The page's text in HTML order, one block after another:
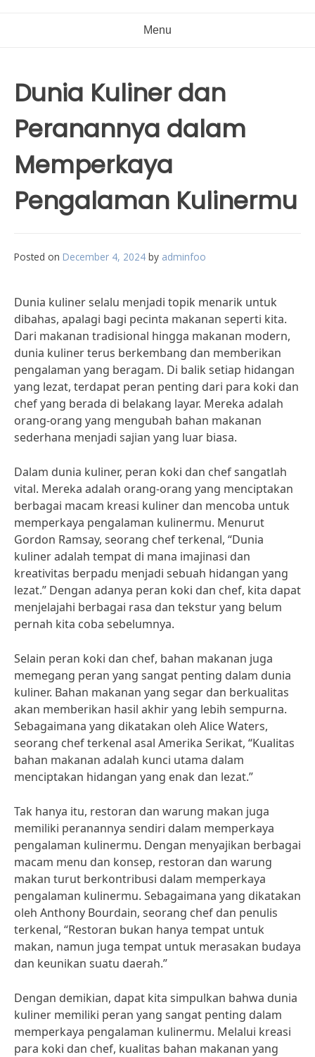
Menu
Dunia Kuliner dan
Peranannya dalam
Memperkaya
Pengalaman Kulinermu
Posted on December 4, 2024 by adminfoo
Dunia kuliner selalu menjadi topik menarik untuk
dibahas, apalagi bagi pecinta makanan seperti kita.
Dari makanan tradisional hingga makanan modern,
dunia kuliner terus berkembang dan memberikan
pengalaman yang beragam. Di balik setiap hidangan
yang lezat, terdapat peran penting dari para koki dan
chef yang berada di belakang layar. Mereka adalah
orang-orang yang mengubah bahan makanan
sederhana menjadi sajian yang luar biasa.
Dalam dunia kuliner, peran koki dan chef sangatlah
vital. Mereka adalah orang-orang yang menciptakan
berbagai macam kreasi kuliner dan mencoba untuk
memperkaya pengalaman kulinermu. Menurut
Gordon Ramsay, seorang chef terkenal, “Dunia
kuliner adalah tempat di mana imajinasi dan
kreativitas berpadu menjadi sebuah hidangan yang
lezat.” Dengan adanya peran koki dan chef, kita dapat
menjelajahi berbagai rasa dan tekstur yang belum
pernah kita coba sebelumnya.
Selain peran koki dan chef, bahan makanan juga
memegang peran yang sangat penting dalam dunia
kuliner. Bahan makanan yang segar dan berkualitas
akan memberikan hasil akhir yang lebih sempurna.
Sebagaimana yang dikatakan oleh Alice Waters,
seorang chef terkenal asal Amerika Serikat, “Kualitas
bahan makanan adalah kunci utama dalam
menciptakan hidangan yang enak dan lezat.”
Tak hanya itu, restoran dan warung makan juga
memiliki peranannya sendiri dalam memperkaya
pengalaman kulinermu. Dengan menyajikan berbagai
macam menu dan konsep, restoran dan warung
makan turut berkontribusi dalam memperkaya
pengalaman kulinermu. Sebagaimana yang dikatakan
oleh Anthony Bourdain, seorang chef dan penulis
terkenal, “Restoran bukan hanya tempat untuk
makan, namun juga tempat untuk merasakan budaya
dan keunikan suatu daerah.”
Dengan demikian, dapat kita simpulkan bahwa dunia
kuliner memiliki peran yang sangat penting dalam
memperkaya pengalaman kulinermu. Melalui kreasi
para koki dan chef, kualitas bahan makanan yang